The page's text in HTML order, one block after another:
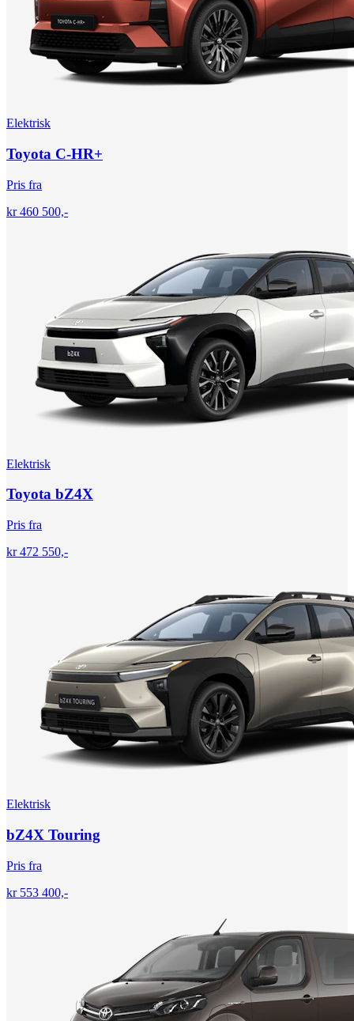
Elektrisk
Toyota C-HR+
Pris fra
kr 460 500,-
Elektrisk
Toyota bZ4X
Pris fra
kr 472 550,-
Elektrisk
bZ4X Touring
Pris fra
kr 553 400,-